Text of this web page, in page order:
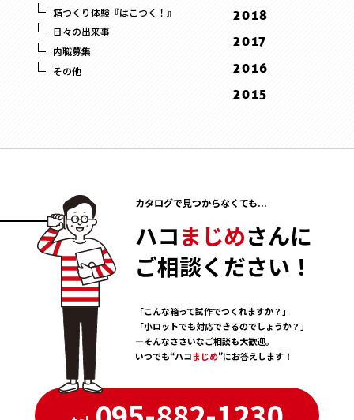
箱つくり体験『はこつく！』
日々の出来事
内職募集
その他
3 . March
2 . February
1 . January
6 . June
3 . March
2 . February
1 . January
9 . September
8 . August
5 . May
12 . December
9 . September
8 . August
3 . March
2 . February
2018
12 . December
9 . September
6 . June
2 . February
1 . January
2017
12 . December
1 . January
2016
12 . December
9 . September
7 . July
5 . May
4 . April
2 . February
1 . January
2015
8 . August
7 . July
6 . June
5 . May
3 . March
カタログで見つからなくても...
ハコまじめさんに
ご相談ください！
「こんな箱って試作でつくれますか？」
「小ロットでも対応できるのでしょうか？」
―そんなささいなご相談も大歓迎。
いつでも“ハコまじめ”にお答えします！